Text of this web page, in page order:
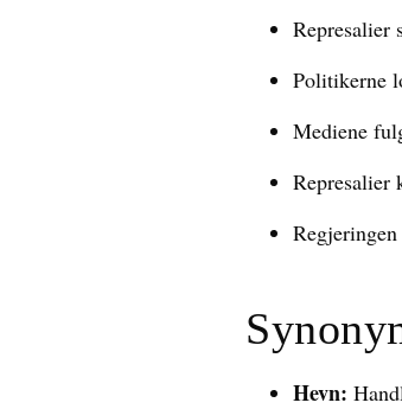
Represalier
Politikerne
Mediene
Represalier
Hevn: